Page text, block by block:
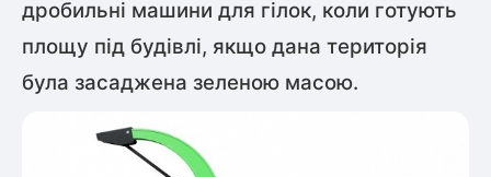
дробильні машини для гілок, коли готують
площу під будівлі, якщо дана територія
була засаджена зеленою масою.